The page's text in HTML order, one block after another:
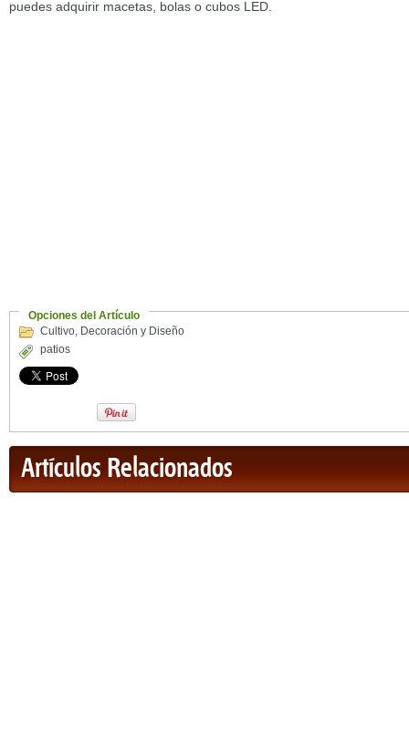
puedes adquirir macetas, bolas o cubos LED.
Opciones del Artículo
Cultivo Decoración y Diseño
patios
Artículos Relacionados